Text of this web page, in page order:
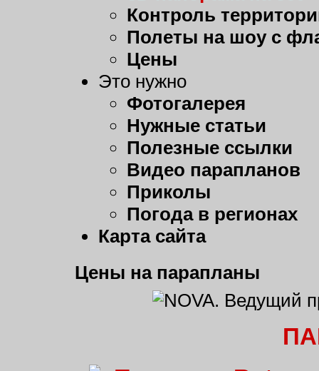
Контроль
Полеты на шоу с
Цены
Это нужно
Фотогалерея
Нужные статьи
Полезные ссылки
Видео парапланов
Приколы
Погода в регионах
Карта сайта
Цены на парапланы